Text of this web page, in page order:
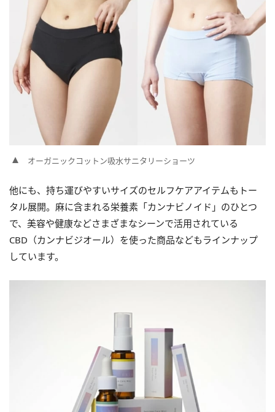
オーガニックコットン吸水サニタリーショーツ
他にも、持ち運びやすいサイズのセルフケアアイテムもトー
タル展開。麻に含まれる栄養素「カンナビノイド」のひとつ
で、美容や健康などさまざまなシーンで活用されている
CBD（カンナビジオール）を使った商品などもラインナップ
しています。